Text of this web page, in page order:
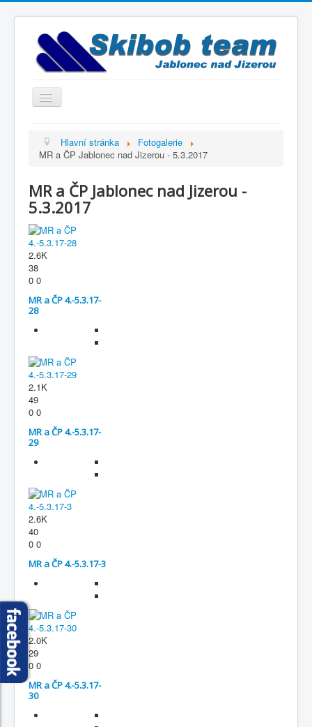
Přepnout
navigaci
Historie
Výbor a trenéři
Závodníci
Kontakty
Termínový kalendář
Videogalerie
Hlavní stránka
Fotogalerie
MR a ČP Jablonec nad Jizerou - 5.3.2017
MR a ČP Jablonec nad Jizerou -
5.3.2017
2.6K
38
0 0
MR a ČP 4.-5.3.17-
28
2.1K
49
0 0
MR a ČP 4.-5.3.17-
29
2.6K
40
0 0
MR a ČP 4.-5.3.17-3
2.0K
29
0 0
MR a ČP 4.-5.3.17-
30